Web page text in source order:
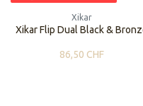
Xikar
Xikar Flip Dual Black &
86,50 CHF